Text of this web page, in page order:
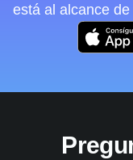
está al alcance